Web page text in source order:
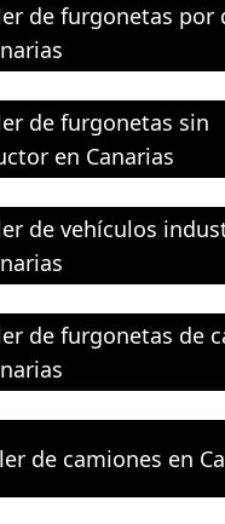
de furgonetas por
de furgonetas sin
en Canarias
de vehículos
de furgonetas de
de camiones en